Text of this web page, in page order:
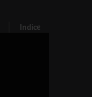
Indice